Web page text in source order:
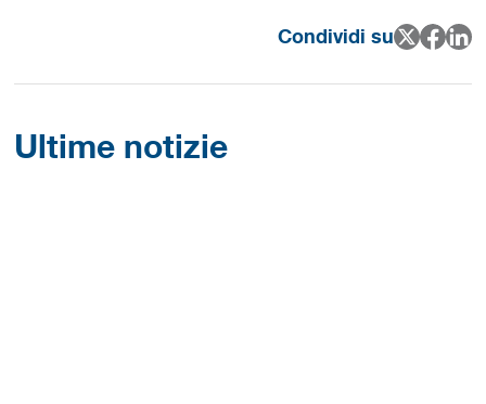
Condividi su
Ultime notizie